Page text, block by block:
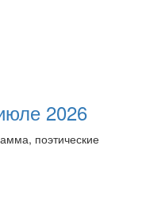
2026
поэтические